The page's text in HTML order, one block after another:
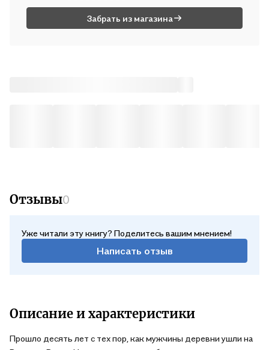
Забрать из магазина
Отзывы0
Уже читали эту книгу? Поделитесь вашим мнением!
Написать отзыв
Описание и характеристики
Прошло десять лет с тех пор, как мужчины деревни ушли на